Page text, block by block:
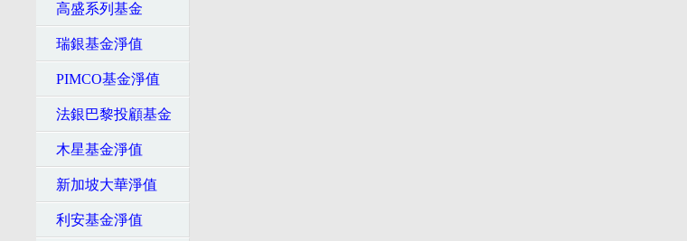
高盛系列基金
瑞銀基金淨值
PIMCO基金淨值
法銀巴黎投顧基金
木星基金淨值
新加坡大華淨值
利安基金淨值